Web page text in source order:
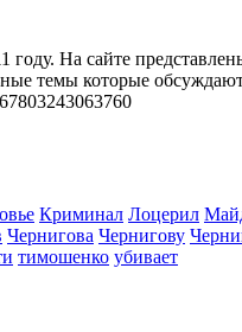
На сайте
темы которые
Криминал Лоцерил
Чернигова Чернигову
тимошенко убивает